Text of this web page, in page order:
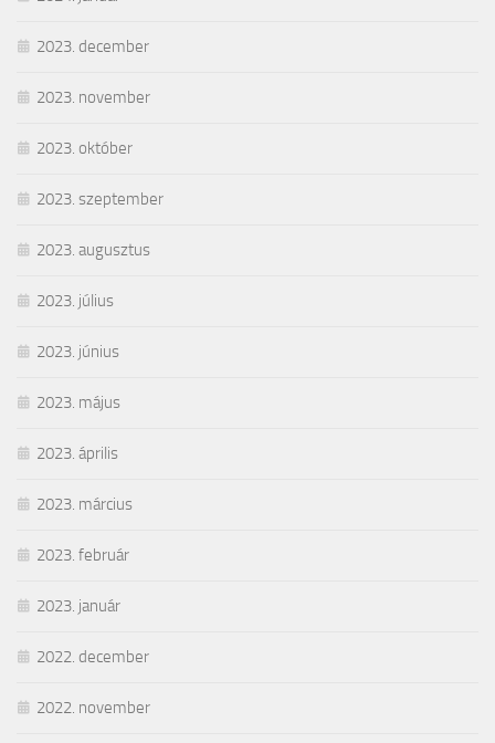
2023. december
2023. november
2023. október
2023. szeptember
2023. augusztus
2023. július
2023. június
2023. május
2023. április
2023. március
2023. február
2023. január
2022. december
2022. november